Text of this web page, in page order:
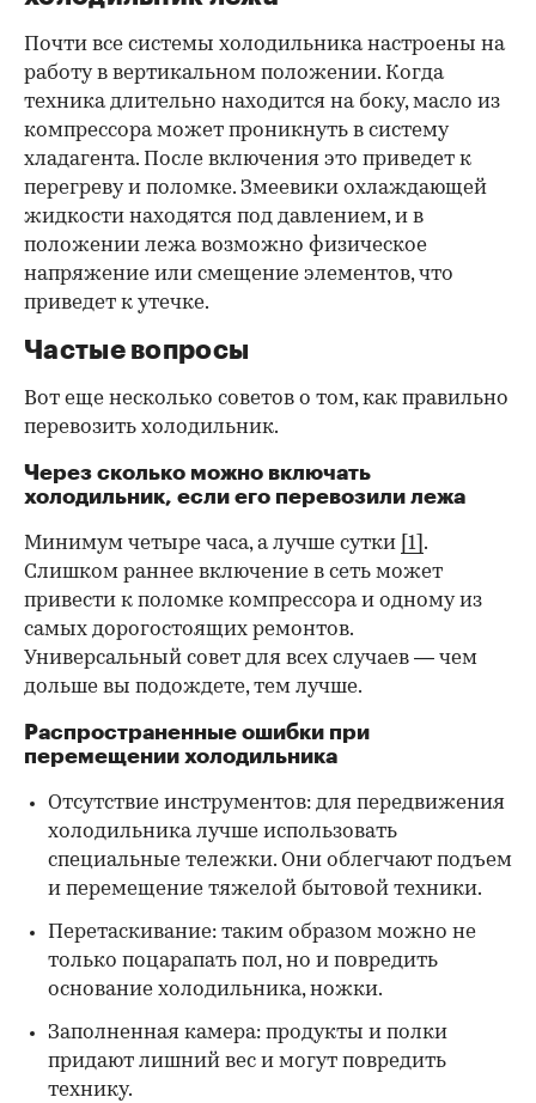
Почти все системы холодильника настроены на
работу в вертикальном положении. Когда
техника длительно находится на боку, масло из
компрессора может проникнуть в систему
хладагента. После включения это приведет к
перегреву и поломке. Змеевики охлаждающей
жидкости находятся под давлением, и в
положении лежа возможно физическое
напряжение или смещение элементов, что
приведет к утечке.
Частые вопросы
Вот еще несколько советов о том, как правильно
перевозить холодильник.
Через сколько можно включать
холодильник, если его перевозили лежа
Минимум четыре часа, а лучше сутки [1] .
Слишком раннее включение в сеть может
привести к поломке компрессора и одному из
самых дорогостоящих ремонтов.
Универсальный совет для всех случаев — чем
дольше вы подождете, тем лучше.
Распространенные ошибки при
перемещении холодильника
Отсутствие инструментов: для передвижения
холодильника лучше использовать
специальные тележки. Они облегчают подъем
и перемещение тяжелой бытовой техники.
Перетаскивание: таким образом можно не
только поцарапать пол, но и повредить
основание холодильника, ножки.
Заполненная камера: продукты и полки
придают лишний вес и могут повредить
технику.